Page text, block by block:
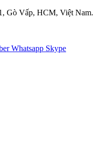
Gò Vấp, HCM, Việt Nam.
Whatsapp Skype